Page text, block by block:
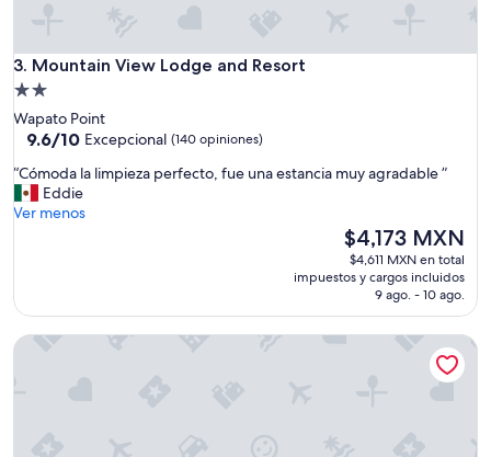
3. Mountain View Lodge and Resort
Mountain View Lodge and Resort
Propiedad
de
2.0
Wapato Point
9.6
10,
Excepcional,
(140
9.6/10 Excepcional (140 opiniones)
“
C
ó
l
l
“Cómoda la limpieza perfecto, fue una estancia muy agradable ”
Eddie
Ver menos
El
precio
actual
de
$4,173 MXN
$4,173 MXN
$4,611 MXN en total
impuestos y cargos incluidos
9 ago. - 10 ago.
Majestic Views / Lake Chelan / Pool and Spas!